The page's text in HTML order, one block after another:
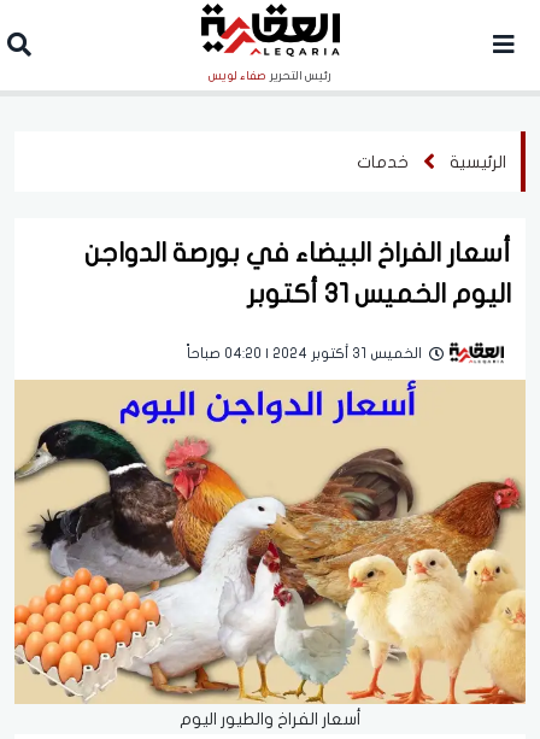
رئيس التحرير صفاء لويس
الرئيسية خدمات
أسعار الفراخ البيضاء في بورصة الدواجن
اليوم الخميس 31 أكتوبر
الخميس 31 أكتوبر 2024 | 04:20 صباحاً
أسعار الفراخ والطيور اليوم